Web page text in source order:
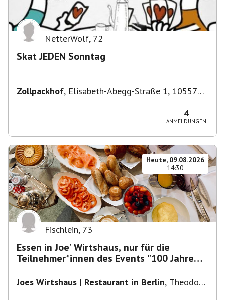
NetterWolf, 72
Skat JEDEN Sonntag
Zollpackhof, Elisabeth-Abegg-Straße 1, 10557
4
ANMELDUNGEN
Heute, 09.08.2026
14:30
Fischlein, 73
Essen in Joe' Wirtshaus, nur für die
Teilnehmer*innen des Events "100 Jahre
Joes Wirtshaus | Restaurant in Berlin, Theodor-